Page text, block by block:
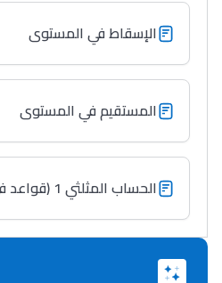
Collège au Maroc
Post-Bac
Interviews/Vidéos
+ de 89 Interviews/Vidéos
الإسقاط في المستوى
المستقيم في المستوى
الحساب المثلثي 1 (قواعد في الحساب المثلثي)